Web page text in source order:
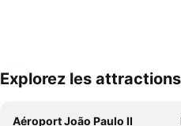
Explorez les
Aéroport João Paulo II